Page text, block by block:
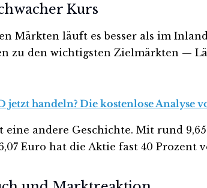
Kurs
Märkten läuft es besser als im
zu den wichtigsten Zielmärkten —
jetzt handeln? Die kostenlose Analyse
andere Geschichte. Mit rund
Euro hat die Aktie fast 40